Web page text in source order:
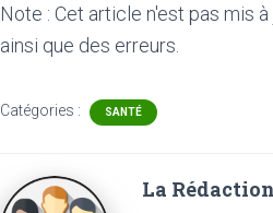
Note : Cet article n'est pas mis
ainsi que des erreurs.
Catégories : SANTÉ
La Rédaction